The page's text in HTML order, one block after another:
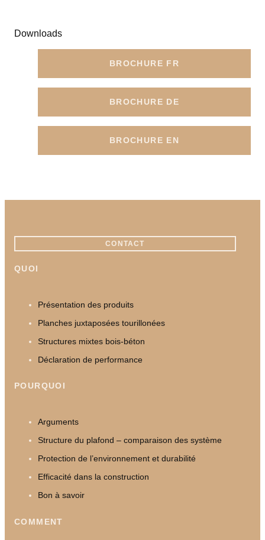
Downloads
BROCHURE FR
BROCHURE DE
BROCHURE EN
CONTACT
QUOI
Présentation des produits
Planches juxtaposées tourillonées
Structures mixtes bois-béton
Déclaration de performance
POURQUOI
Arguments
Structure du plafond – comparaison des système
Protection de l’environnement et durabilité
Efficacité dans la construction
Bon à savoir
COMMENT